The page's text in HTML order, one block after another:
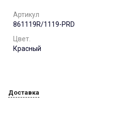
Артикул
861119R/1119-PRD
Цвет.
Красный
Доставка